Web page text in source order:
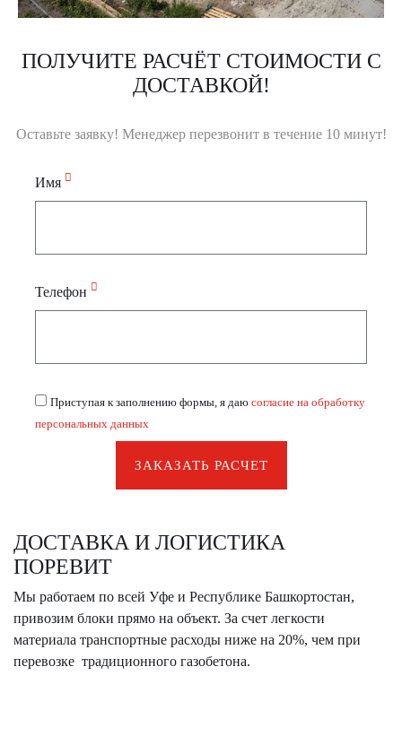
ПОЛУЧИТЕ РАСЧЁТ СТОИМОСТИ С
ДОСТАВКОЙ!
Оставьте заявку! Менеджер перезвонит в течение 10 минут!
Имя
Телефон
Приступая к заполнению формы, я даю согласие на обработку
персональных данных
ЗАКАЗАТЬ РАСЧЕТ
ДОСТАВКА И ЛОГИСТИКА
ПОРЕВИТ
Мы работаем по всей Уфе и Республике Башкортостан,
привозим блоки прямо на объект. За счет легкости
материала транспортные расходы ниже на 20%, чем при
перевозке традиционного газобетона.